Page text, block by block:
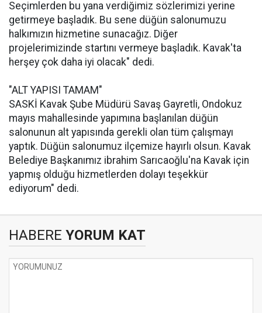
Seçimlerden bu yana verdiğimiz sözlerimizi yerine
getirmeye başladık. Bu sene düğün salonumuzu
halkımızın hizmetine sunacağız. Diğer
projelerimizinde startını vermeye başladık. Kavak'ta
herşey çok daha iyi olacak" dedi.
"ALT YAPISI TAMAM"
SASKİ Kavak Şube Müdürü Savaş Gayretli, Ondokuz
mayıs mahallesinde yapımına başlanılan düğün
salonunun alt yapısında gerekli olan tüm çalışmayı
yaptık. Düğün salonumuz ilçemize hayırlı olsun. Kavak
Belediye Başkanımız ibrahim Sarıcaoğlu'na Kavak için
yapmış olduğu hizmetlerden dolayı teşekkür
ediyorum" dedi.
HABERE YORUM KAT